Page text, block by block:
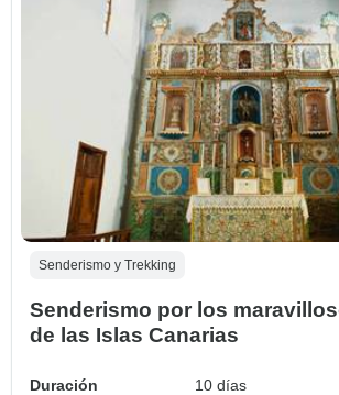
Senderismo y Trekking
Senderismo por los
de las Islas Canarias
Duración
10 días